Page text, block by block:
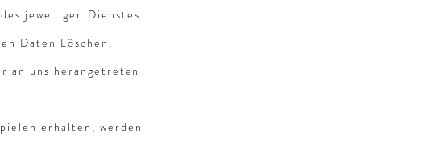
jeweiligen Dienstes
Daten Löschen,
an uns herangetreten
erhalten, werden